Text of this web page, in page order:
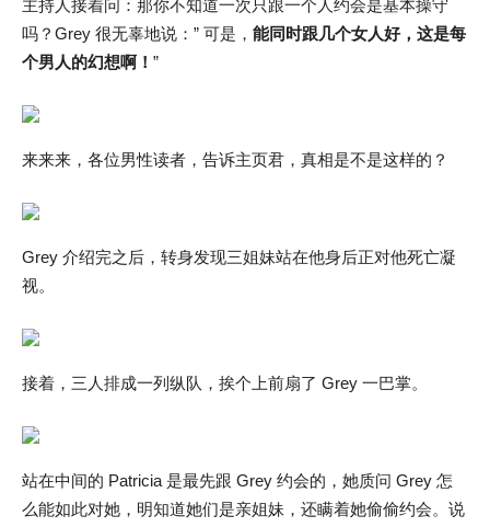
主持人接着问：那你不知道一次只跟一个人约会是基本操守
吗？Grey 很无辜地说：” 可是， 能同时跟几个女人好，这是每
个男人的幻想啊！ ”
来来来，各位男性读者，告诉主页君，真相是不是这样的？
Grey 介绍完之后，转身发现三姐妹站在他身后正对他死亡凝
视。
接着，三人排成一列纵队，挨个上前扇了 Grey 一巴掌。
站在中间的 Patricia 是最先跟 Grey 约会的，她质问 Grey 怎
么能如此对她，明知道她们是亲姐妹，还瞒着她偷偷约会。说